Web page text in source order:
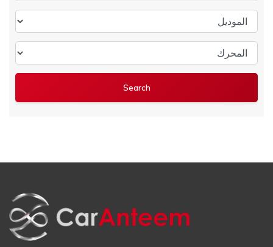
الموديل
المحرك